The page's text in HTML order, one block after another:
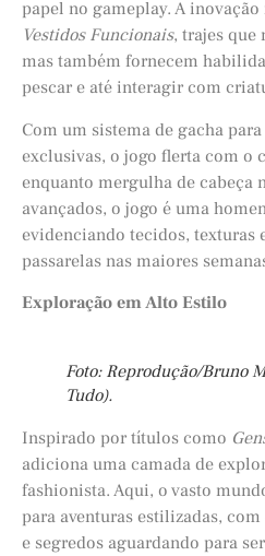
papel no gameplay. A
Vestidos Funcionais, trajes que
mas também fornecem
pescar e até interagir com
Com um sistema de gacha
exclusivas, o jogo flerta com o
enquanto mergulha de cabeça
avançados, o jogo é uma
evidenciando tecidos, texturas
passarelas nas maiores
Exploração em Alto Estilo
Foto: Reprodução/Bruno
Tudo).
Inspirado por títulos como
adiciona uma camada de
fashionista. Aqui, o vasto
para aventuras estilizadas,
e segredos aguardando para